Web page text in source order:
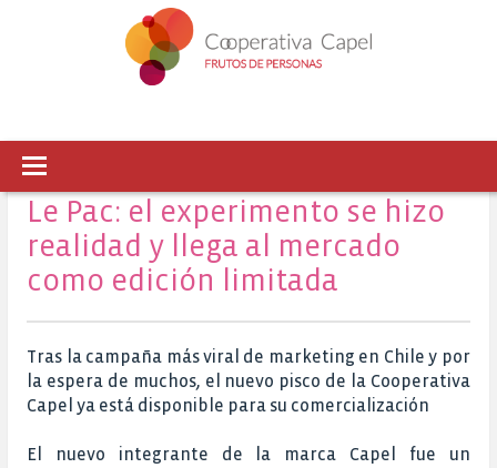
Le Pac: el experimento se hizo
realidad y llega al mercado
como edición limitada
Tras la campaña más viral de marketing en Chile y por
la espera de muchos, el nuevo pisco de la Cooperativa
Capel ya está disponible para su comercialización
El nuevo integrante de la marca Capel fue un